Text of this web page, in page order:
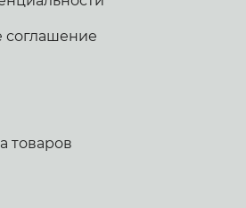
соглашение
товаров